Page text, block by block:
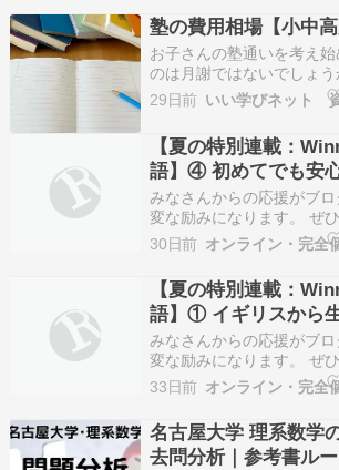
塾の費用相場【小中高
お子さんの塾通いを考え
のは月謝ではないでしょう
を見ていくと、月謝のほ
試代、季節講習費、施設
ります。 そのため、塾の
るか」とあわせて、「1年
か」も見てお…
29日前
【夏の特別連載：
語】④ 初めてでも安
も向けオンラインレ
みなさんからの応援がブ
変な励みになります。 ぜ
クをお願いします。 オン
きるか不安な保護者様へ
生の生きた英語」も、い
た。 今回は、小学生のお
英語…
30日前 オンライン・完
【夏の特別連載：
語】① イギリスから
と文化に触れる夏
みなさんからの応援がブ
変な励みになります。 ぜ
クをお願いします。 夏休
伸ばす最大のチャンスで
ストップするため、ご自
ることができる非常に貴
という教…
33日前 オンライン・完
名古屋大学 理系数学
去問分析｜参考書ルー